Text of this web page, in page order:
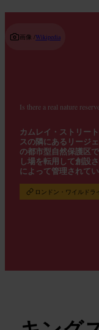
画像 /Wikipedia
Is there a real nature
カムレイ・ストリー
スの隣にあるリージ
の都市型自然保護区
し場を転用して創設
によって管理されてい
ロンドン・ワイルドラ